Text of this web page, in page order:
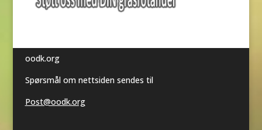
oodk.org
Spørsmål om nettsiden sendes til
Post@oodk.org